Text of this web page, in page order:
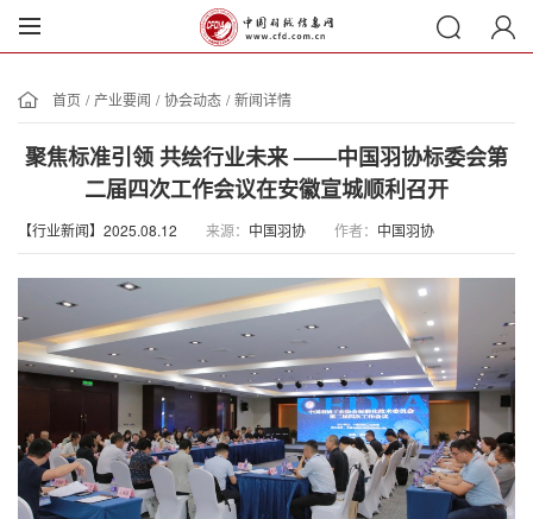
首页 / 产业要闻 / 协会动态 / 新闻详情
聚焦标准引领 共绘行业未来 ——中国羽协标委会第
二届四次工作会议在安徽宣城顺利召开
【行业新闻】2025.08.12 来源： 中国羽协 作者： 中国羽协